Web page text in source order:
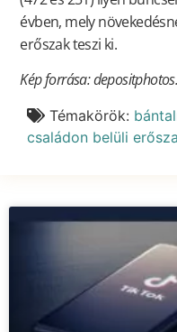
évben, mely
erőszak teszi ki.
Kép forrása:
Témakörök:
családon belüli